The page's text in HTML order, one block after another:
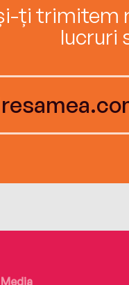
ți trimitem
lucruri